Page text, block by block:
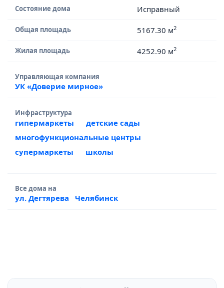
Состояние дома Исправный
Общая площадь 5167.30 м2
Жилая площадь 4252.90 м2
Управляющая компания
УК «Доверие мирное»
Инфраструктура
гипермаркеты
детские сады
многофункциональные центры
супермаркеты
школы
Все дома на
ул. Дегтярева Челябинск